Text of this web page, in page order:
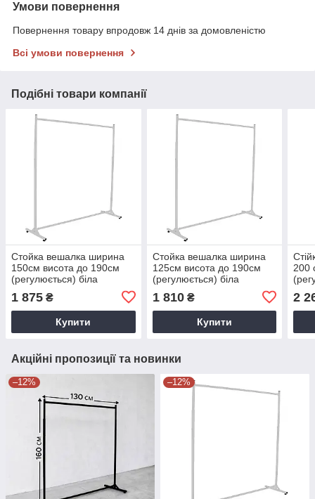
Умови повернення
Повернення товару впродовж 14 днів за домовленістю
Всі умови повернення
Подібні товари компанії
Стойка вешалка ширина
150см висота до 190см
(регулюється) біла
металева на ножках для
продажу одягу
1 875 ₴
Купити
Стойка вешалка ширина
125см висота до 190см
(регулюється) біла
металева на ножках для
продажу одягу
1 810₴
Купити
200
2
Акційні пропозиції та новинки
–12% –12%